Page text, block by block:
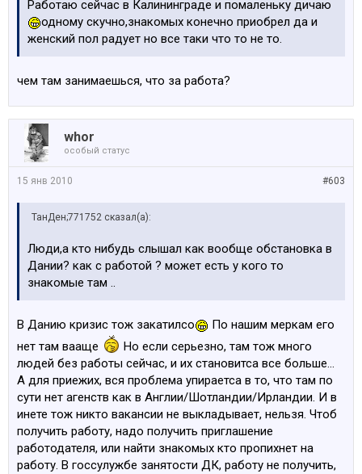
Работаю сейчас в Калининграде и помаленьку дичаю
одному скучно,знакомых конечно приобрел да и
женский пол радует но все таки что то не то.
чем там занимаешься, что за работа?
whor
особый статус
#603
15 янв 2010
ТанДен;771752 сказал(а):
Люди,а кто нибудь слышал как вообще обстановка в
Дании? как с работой ? может есть у кого то
знакомые там ..
В Данию кризис тож закатилсо
По нашим меркам его
нет там вааще
Но если серьезно, там тож много
людей без работы сейчас, и их становитса все больше...
А для приежих, вся проблема упираетса в то, что там по
сути нет агенств как в Англии/Шотландии/Ирландии. И в
инете тож никто вакансии не выкладывает, нельзя. Чтоб
получить работу, надо получить приглашение
работодателя, или найти знакомых кто пропихнет на
работу. В госсулужбе занятости ДК, работу не получить,